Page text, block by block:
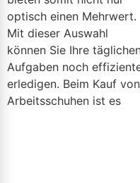
optisch einen Mehrwert.
Mit dieser Auswahl
können Sie Ihre
Aufgaben noch
erledigen. Beim Kauf von
Arbeitsschuhen ist es
sitzendem Schuhwerk
schützen möchte, kommt
am Kauf
Herren-
nicht vorbei – hier macht